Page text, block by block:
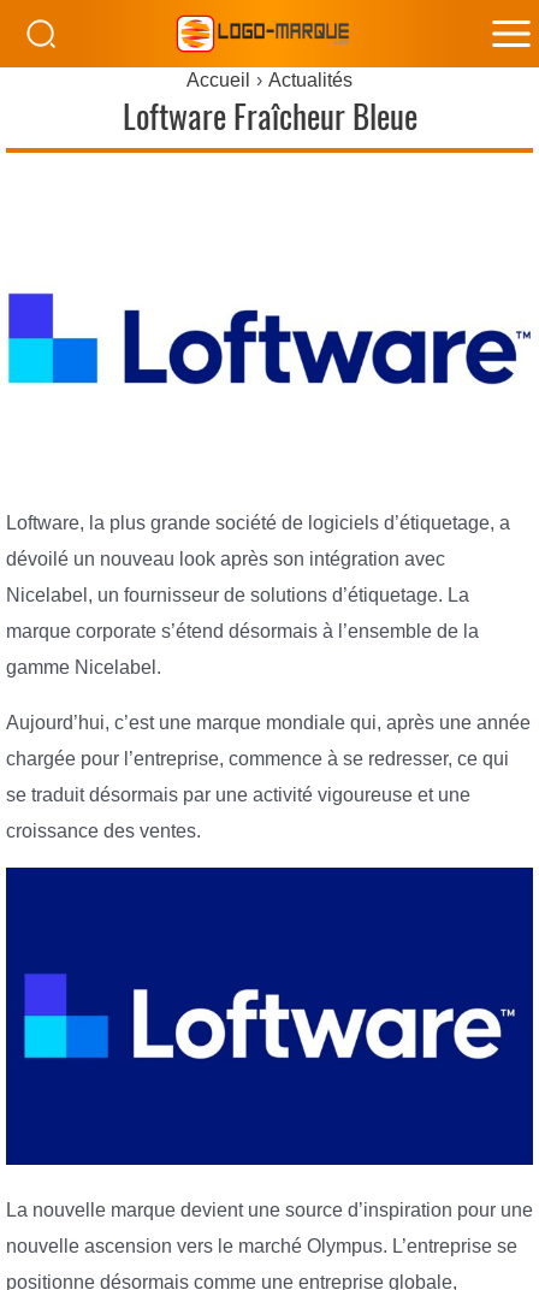
Accueil Actualités
Loftware Fraîcheur Bleue
Loftware, la plus grande société de logiciels d’étiquetage, a
dévoilé un nouveau look après son intégration avec
Nicelabel, un fournisseur de solutions d’étiquetage. La
marque corporate s’étend désormais à l’ensemble de la
gamme Nicelabel.
Aujourd’hui, c’est une marque mondiale qui, après une année
chargée pour l’entreprise, commence à se redresser, ce qui
se traduit désormais par une activité vigoureuse et une
croissance des ventes.
La nouvelle marque devient une source d’inspiration pour une
nouvelle ascension vers le marché Olympus. L’entreprise se
positionne désormais comme une entreprise globale,